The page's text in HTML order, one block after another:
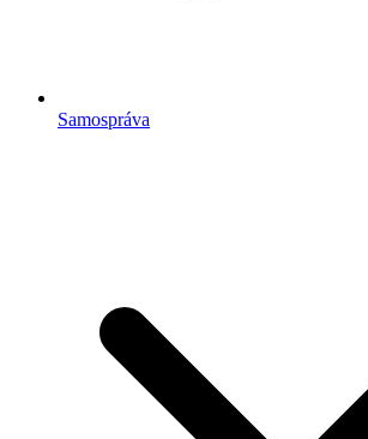
Samospráva